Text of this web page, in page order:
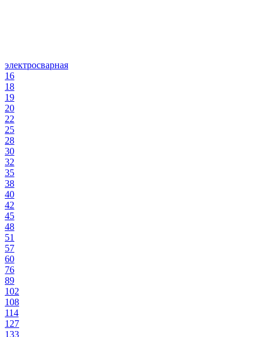
электросварная
16
18
19
20
22
25
28
30
32
35
38
40
42
45
48
51
57
60
76
89
102
108
114
127
133